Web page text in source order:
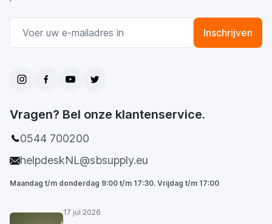
Inschrijven
Vragen? Bel onze klantenservice.
0544 700200
helpdeskNL@sbsupply.eu
Maandag t/m donderdag 9:00 t/m 17:30. Vrijdag t/m 17:00
17 jul 2026